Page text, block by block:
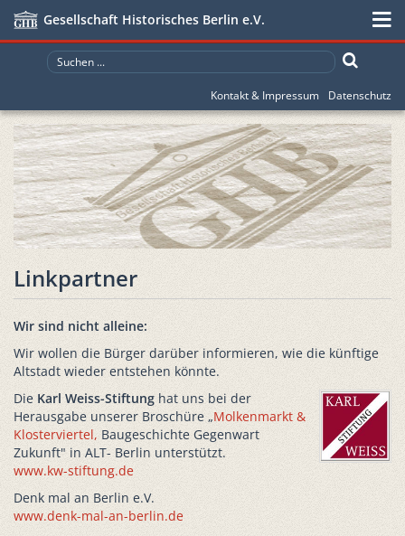
Gesellschaft Historisches Berlin e.V.
Kontakt & Impressum Datenschutz
Linkpartner
Wir sind nicht alleine:
Wir wollen die Bürger darüber informieren, wie die künftige
Altstadt wieder entstehen könnte.
Die Karl Weiss-Stiftung hat uns bei der
Herausgabe unserer Broschüre „Molkenmarkt &
Klosterviertel, Baugeschichte Gegenwart
Zukunft" in ALT- Berlin unterstützt.
www.kw-stiftung.de
Denk mal an Berlin e.V.
www.denk-mal-an-berlin.de